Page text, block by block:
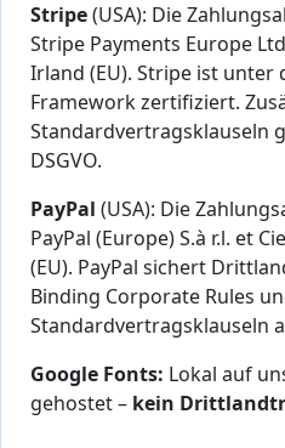
Stripe(USA): Die
Stripe Payments Europe
Irland (EU). Stripe ist unter
Framework zertifiziert.
Standardvertragsklauseln
DSGVO.
PayPal (USA): Die
PayPal (Europe) S.à r.l. et
(EU). PayPal sichert
Binding Corporate Rules
Standardvertragsklauseln
Google Fonts: Lokal auf
gehostet – kein